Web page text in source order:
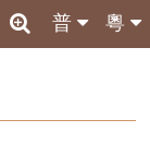
粵
普